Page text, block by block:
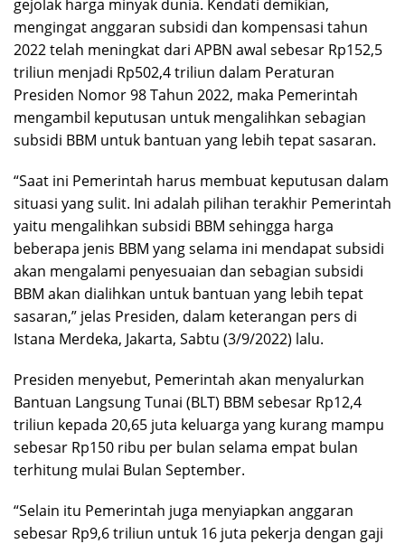
gejolak harga minyak dunia. Kendati demikian,
mengingat anggaran subsidi dan kompensasi tahun
2022 telah meningkat dari APBN awal sebesar Rp152,5
triliun menjadi Rp502,4 triliun dalam Peraturan
Presiden Nomor 98 Tahun 2022, maka Pemerintah
mengambil keputusan untuk mengalihkan sebagian
subsidi BBM untuk bantuan yang lebih tepat sasaran.
“Saat ini Pemerintah harus membuat keputusan dalam
situasi yang sulit. Ini adalah pilihan terakhir Pemerintah
yaitu mengalihkan subsidi BBM sehingga harga
beberapa jenis BBM yang selama ini mendapat subsidi
akan mengalami penyesuaian dan sebagian subsidi
BBM akan dialihkan untuk bantuan yang lebih tepat
sasaran,” jelas Presiden, dalam keterangan pers di
Istana Merdeka, Jakarta, Sabtu (3/9/2022) lalu.
Presiden menyebut, Pemerintah akan menyalurkan
Bantuan Langsung Tunai (BLT) BBM sebesar Rp12,4
triliun kepada 20,65 juta keluarga yang kurang mampu
sebesar Rp150 ribu per bulan selama empat bulan
terhitung mulai Bulan September.
“Selain itu Pemerintah juga menyiapkan anggaran
sebesar Rp9,6 triliun untuk 16 juta pekerja dengan gaji